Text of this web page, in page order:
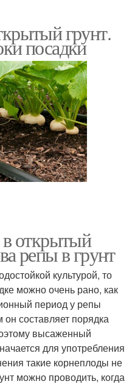
грунт.
посадки
в открытый
репы в грунт
культурой, то
можно очень рано, как
период у репы
составляет порядка
высаженный
для употребления
такие корнеплоды не
можно проводить, когда